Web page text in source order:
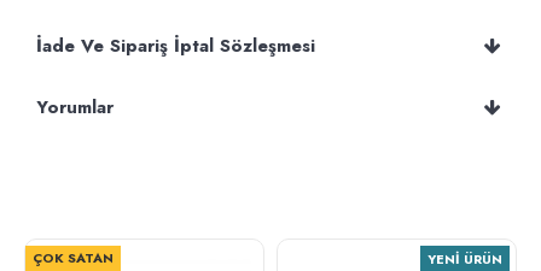
İade Ve Sipariş İptal Sözleşmesi
Yorumlar
ÇOK SATAN YENI ÜRÜN